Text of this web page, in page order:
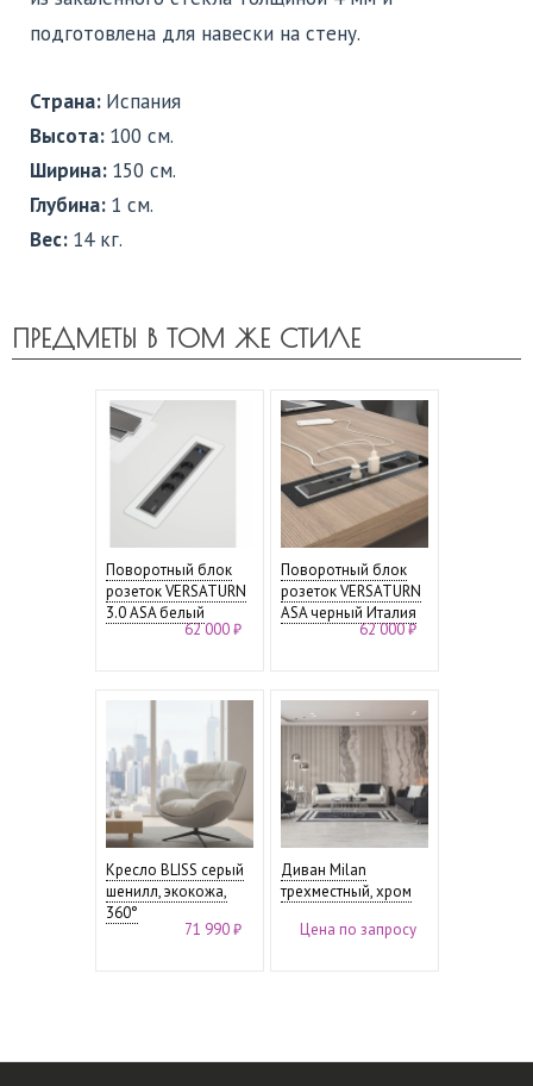
подготовлена для навески на стену.
Страна: Испания
Высота: 100 см.
Ширина: 150 см.
Глубина: 1 см.
Вес: 14 кг.
ПРЕДМЕТЫ В ТОМ ЖЕ СТИЛЕ
Поворотный блок
розеток VERSATURN
3.0 ASA белый
62 000 ₽
Поворотный блок
розеток VERSATURN
ASA черный Италия
62 000 ₽
Кресло BLISS серый
шенилл, экокожа,
360°
71 990 ₽
Диван Milan
трехместный, хром
Цена по запросу